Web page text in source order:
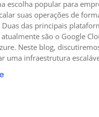
escolha popular para
suas operações de
Duas das principais
são o Google
Neste blog,
uma infraestrutura